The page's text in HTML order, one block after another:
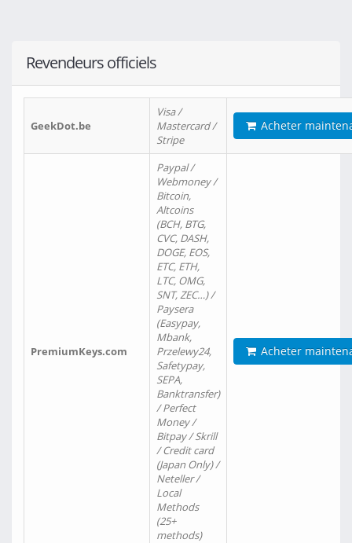
Revendeurs officiels
GeekDot.be
Visa /
Mastercard /
Stripe
Acheter
PremiumKeys.com
Paypal /
Webmoney /
Bitcoin,
Altcoins
(BCH, BTG,
CVC, DASH,
DOGE, EOS,
ETC, ETH,
LTC, OMG,
SNT, ZEC…) /
Paysera
(Easypay,
Mbank,
Przelewy24,
Safetypay,
SEPA,
Banktransfer)
/ Perfect
Money /
Bitpay / Skrill
/ Credit card
(Japan Only) /
Neteller /
Local
Methods
(25+
methods)
Acheter